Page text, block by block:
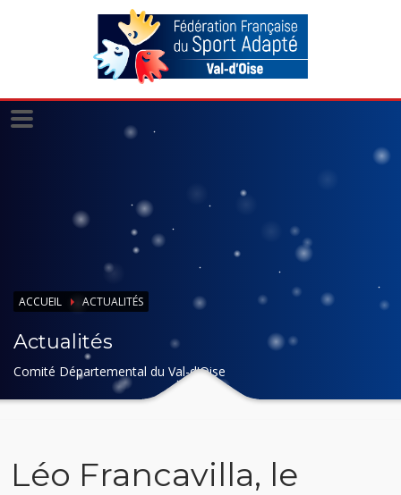
ACCUEIL ACTUALITÉS
Actualités
Comité Départemental du Val-d'Oise
Léo Francavilla, le
Panneau de gestion des cookies